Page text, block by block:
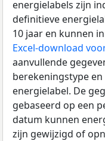
energielabels zijn
definitieve
10 jaar en kunnen
Excel-download
aanvullende
berekeningstype
energielabel. De
gebaseerd op een
datum kunnen
zijn gewijzigd of